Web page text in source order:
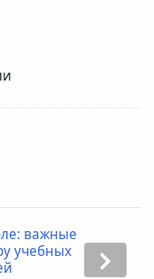
важные
учебных